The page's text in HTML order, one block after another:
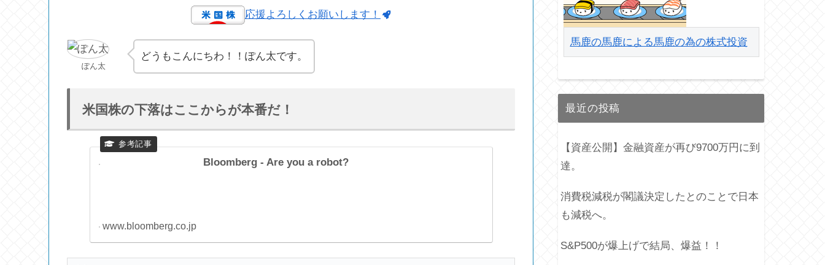
応援よろしくお願いします！
ぽん太
どうもこんにちわ！！ぽん太です。
米国株の下落はここからが本番だ！
Bloomberg - Are you a robot?
www.bloomberg.co.jp
馬鹿の馬鹿による馬鹿の為の株式投資
最近の投稿
【資産公開】金融資産が再び9700万円に到
達。
消費税減税が閣議決定したとのことで日本
も減税へ。
S&P500が爆上げで結局、爆益！！